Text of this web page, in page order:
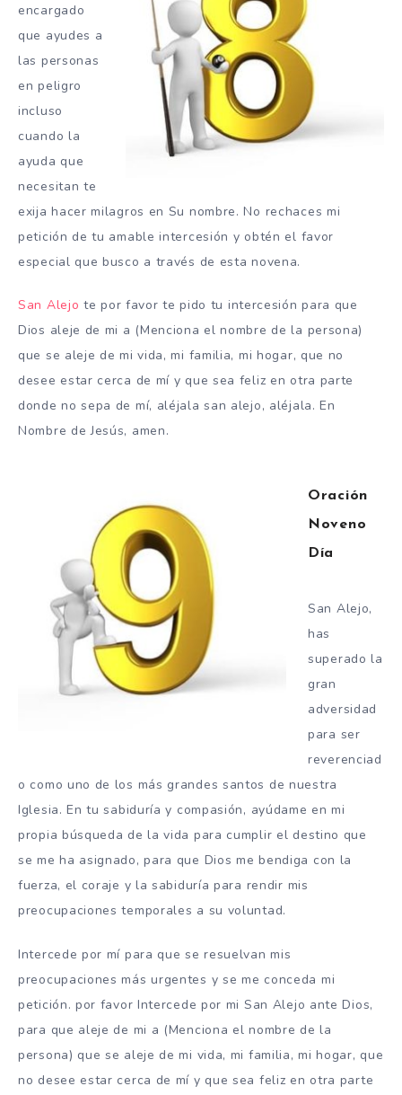
encargado
que ayudes a
las personas
en peligro
incluso
cuando la
ayuda que
necesitan te
exija hacer milagros en Su nombre. No rechaces mi
petición de tu amable intercesión y obtén el favor
especial que busco a través de esta novena.
San Alejo te por favor te pido tu intercesión para que
Dios aleje de mi a (Menciona el nombre de la persona)
que se aleje de mi vida, mi familia, mi hogar, que no
desee estar cerca de mí y que sea feliz en otra parte
donde no sepa de mí, aléjala san alejo, aléjala. En
Nombre de Jesús, amen.
Oración
Noveno
Día
San Alejo,
has
superado la
gran
adversidad
para ser
reverenciad
o como uno de los más grandes santos de nuestra
Iglesia. En tu sabiduría y compasión, ayúdame en mi
propia búsqueda de la vida para cumplir el destino que
se me ha asignado, para que Dios me bendiga con la
fuerza, el coraje y la sabiduría para rendir mis
preocupaciones temporales a su voluntad.
Intercede por mí para que se resuelvan mis
preocupaciones más urgentes y se me conceda mi
petición. por favor Intercede por mi San Alejo ante Dios,
para que aleje de mi a (Menciona el nombre de la
persona) que se aleje de mi vida, mi familia, mi hogar, que
no desee estar cerca de mí y que sea feliz en otra parte